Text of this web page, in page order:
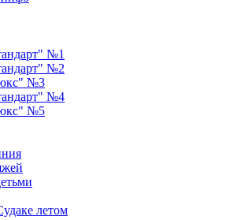
№1
№2
№3
№4
№5
летом